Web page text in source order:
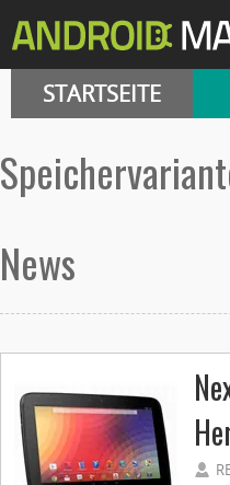
STARTSEITE
News